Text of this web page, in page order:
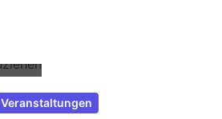
Veranstaltungen